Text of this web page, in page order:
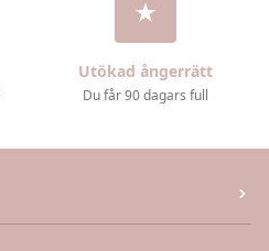
Utökad ångerrätt
Du får 90 dagars full